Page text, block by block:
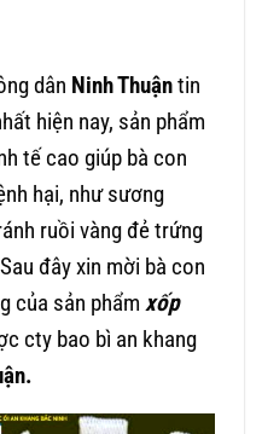
dân Ninh Thuậntin
hiện nay, sản phẩm
tế cao giúp bà con
hại, như sương
ruồi vàng đẻ trứng
đây xin mời bà con
của sản phẩm xốp
cty bao bì an khang